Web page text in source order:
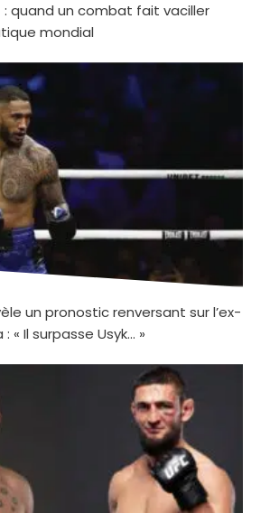
: quand un combat fait vaciller
mondial
un pronostic renversant sur l’ex-
« Il surpasse Usyk… »